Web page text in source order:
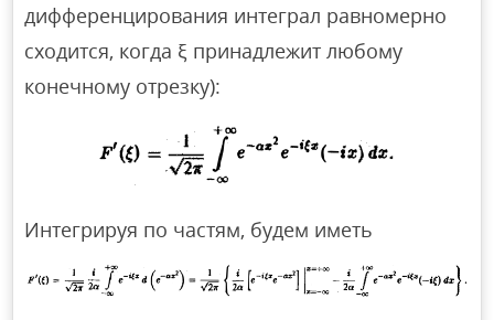
дифференцирования интеграл равномерно
сходится, когда ξ принадлежит любому
конечному отрезку):
Интегрируя по частям, будем иметь